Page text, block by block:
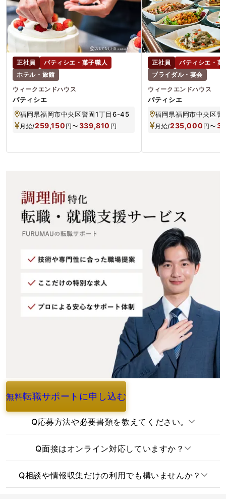
正社員
パティシエ・菓子職人
ホテル・旅館
ウィークエンドハウス
パティシエ
福岡県福岡市中央区警固1丁目6-45
月給/259,150 円〜339,810 円
正社員
パティシエ・菓
ブライダル・宴会
ウィークエンドハウス
パティシエ
福岡県福岡市中央区
月給/235,000 円〜
無料転職サポートに申し込む
よくあるご質問
Q応募方法や必要書類を教えてください。
Q面接はオンライン対応していますか？
Q相談や情報収集だけの利用でも構いませんか？